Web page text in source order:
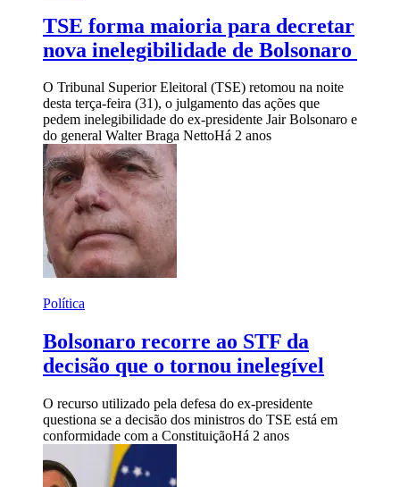
TSE forma maioria para decretar
nova inelegibilidade de Bolsonaro
O Tribunal Superior Eleitoral (TSE) retomou na noite
desta terça-feira (31), o julgamento das ações que
pedem inelegibilidade do ex-presidente Jair Bolsonaro e
do general Walter Braga NettoHá 2 anos
Política
Bolsonaro recorre ao STF da
decisão que o tornou inelegível
O recurso utilizado pela defesa do ex-presidente
questiona se a decisão dos ministros do TSE está em
conformidade com a ConstituiçãoHá 2 anos